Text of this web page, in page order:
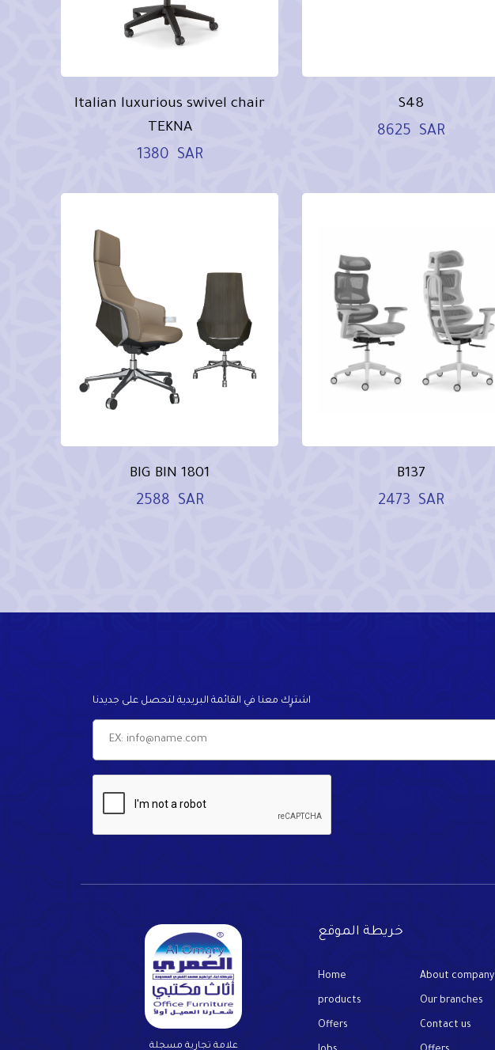
Italian luxurious swivel chair
TEKNA
1380 SAR
S48
8625 SAR
BIG BIN 1801
2588 SAR
B137
2473 SAR
اشترٍك معنا في القائمة البريدية لتحصل على جديدنا
علامة تجارية مسجلة
خريطة الموقع
Home About company
products Our branches
Offers Contact us